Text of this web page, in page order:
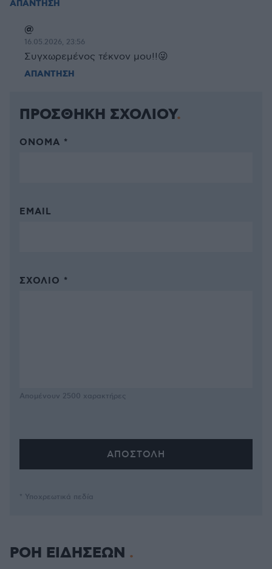
ΑΠΑΝΤΗΣΗ
@
16.05.2026, 23:56
Συγχωρεμένος τέκνον μου!!😜
ΑΠΑΝΤΗΣΗ
ΠΡΟΣΘΗΚΗ ΣΧΟΛΙΟΥ
ΌΝΟΜΑ *
EMAIL
ΣΧΌΛΙΟ *
Απομένουν 2500 χαρακτήρες
* Υποχρεωτικά πεδία
ΡΟΗ ΕΙΔΗΣΕΩΝ